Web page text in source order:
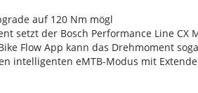
auf 120 Nm mögl
setzt der Bosch Performance Line
Flow App kann das Drehmoment
intelligenten eMTB-Modus mit